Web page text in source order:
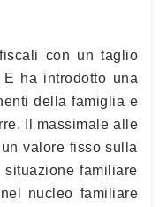
con un taglio
ha introdotto una
della famiglia e
Il massimale alle
valore fisso sulla
familiare
nucleo familiare